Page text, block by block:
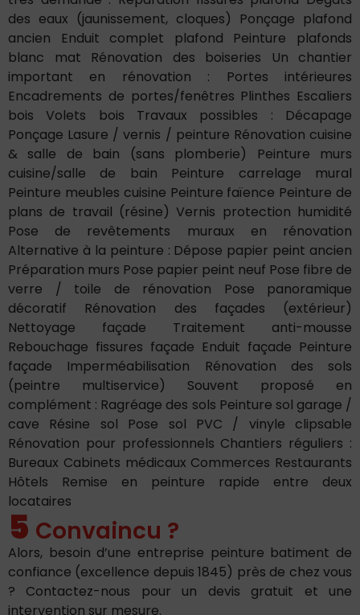
des eaux (jaunissement, cloques) Ponçage plafond
ancien Enduit complet plafond Peinture plafonds
blanc mat Rénovation des boiseries Un chantier
important en rénovation : Portes intérieures
Encadrements de portes/fenêtres Plinthes Escaliers
bois Volets bois Travaux possibles : Décapage
Ponçage Lasure / vernis / peinture Rénovation cuisine
& salle de bain (sans plomberie) Peinture murs
cuisine/salle de bain Peinture carrelage mural
Peinture meubles cuisine Peinture faïence Peinture de
plans de travail (résine) Vernis protection humidité
Pose de revêtements muraux en rénovation
Alternative à la peinture : Dépose papier peint ancien
Préparation murs Pose papier peint neuf Pose fibre de
verre / toile de rénovation Pose panoramique
décoratif Rénovation des façades (extérieur)
Nettoyage façade Traitement anti-mousse
Rebouchage fissures façade Enduit façade Peinture
façade Imperméabilisation Rénovation des sols
(peintre multiservice) Souvent proposé en
complément : Ragréage des sols Peinture sol garage /
cave Résine sol Pose sol PVC / vinyle clipsable
Rénovation pour professionnels Chantiers réguliers :
Bureaux Cabinets médicaux Commerces Restaurants
Hôtels Remise en peinture rapide entre deux
locataires
5 Convaincu ?
Alors, besoin d’une entreprise peinture batiment de
confiance (excellence depuis 1845) près de chez vous
? Contactez-nous pour un devis gratuit et une
intervention sur mesure.